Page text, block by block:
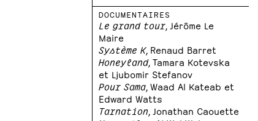
DOCUMENTAIRES
Le grand tour , Jérôme Le
Maire
Système K, Renaud Barret
Honeyland, Tamara Kotevska
et Ljubomir Stefanov
Pour Sama , Waad Al Kateab et
Edward Watts
Tarnation , Jonathan Caouette